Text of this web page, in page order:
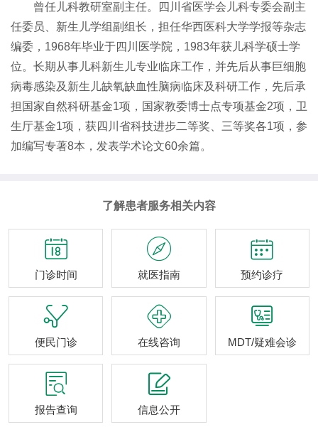
曾任儿科教研室副主任。四川省医学会儿科专委会副主
任委员、新生儿学组副组长，担任华西医科大学学报等杂志
编委，1968年毕业于四川医学院，1983年获儿科学硕士学
位。长期从事儿科新生儿专业临床工作，并先后从事巨细胞
病毒感染及新生儿缺氧缺血性脑病临床及科研工作，先后承
担国家自然科研基金1项，国家教委博士点专项基金2项，卫
生厅基金1项，获四川省科技进步二等奖、三等奖各1项，参
加编写专著8本，发表学术论文60余篇。
了解患者服务相关内容

门诊时间

就医指南

预约诊疗

便民门诊

在线咨询

MDT/疑难会诊

报告查询

信息公开